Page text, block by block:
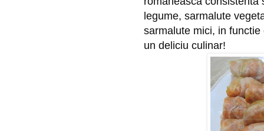
legume, sarmalute
sarmalute mici, in
un deliciu culinar!